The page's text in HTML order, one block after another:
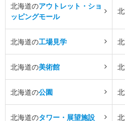
北海道のアウトレット・ショ
ッピングモール
北海道の工場見学
北海道の美術館
北海道の公園
北海道のタワー・展望施設